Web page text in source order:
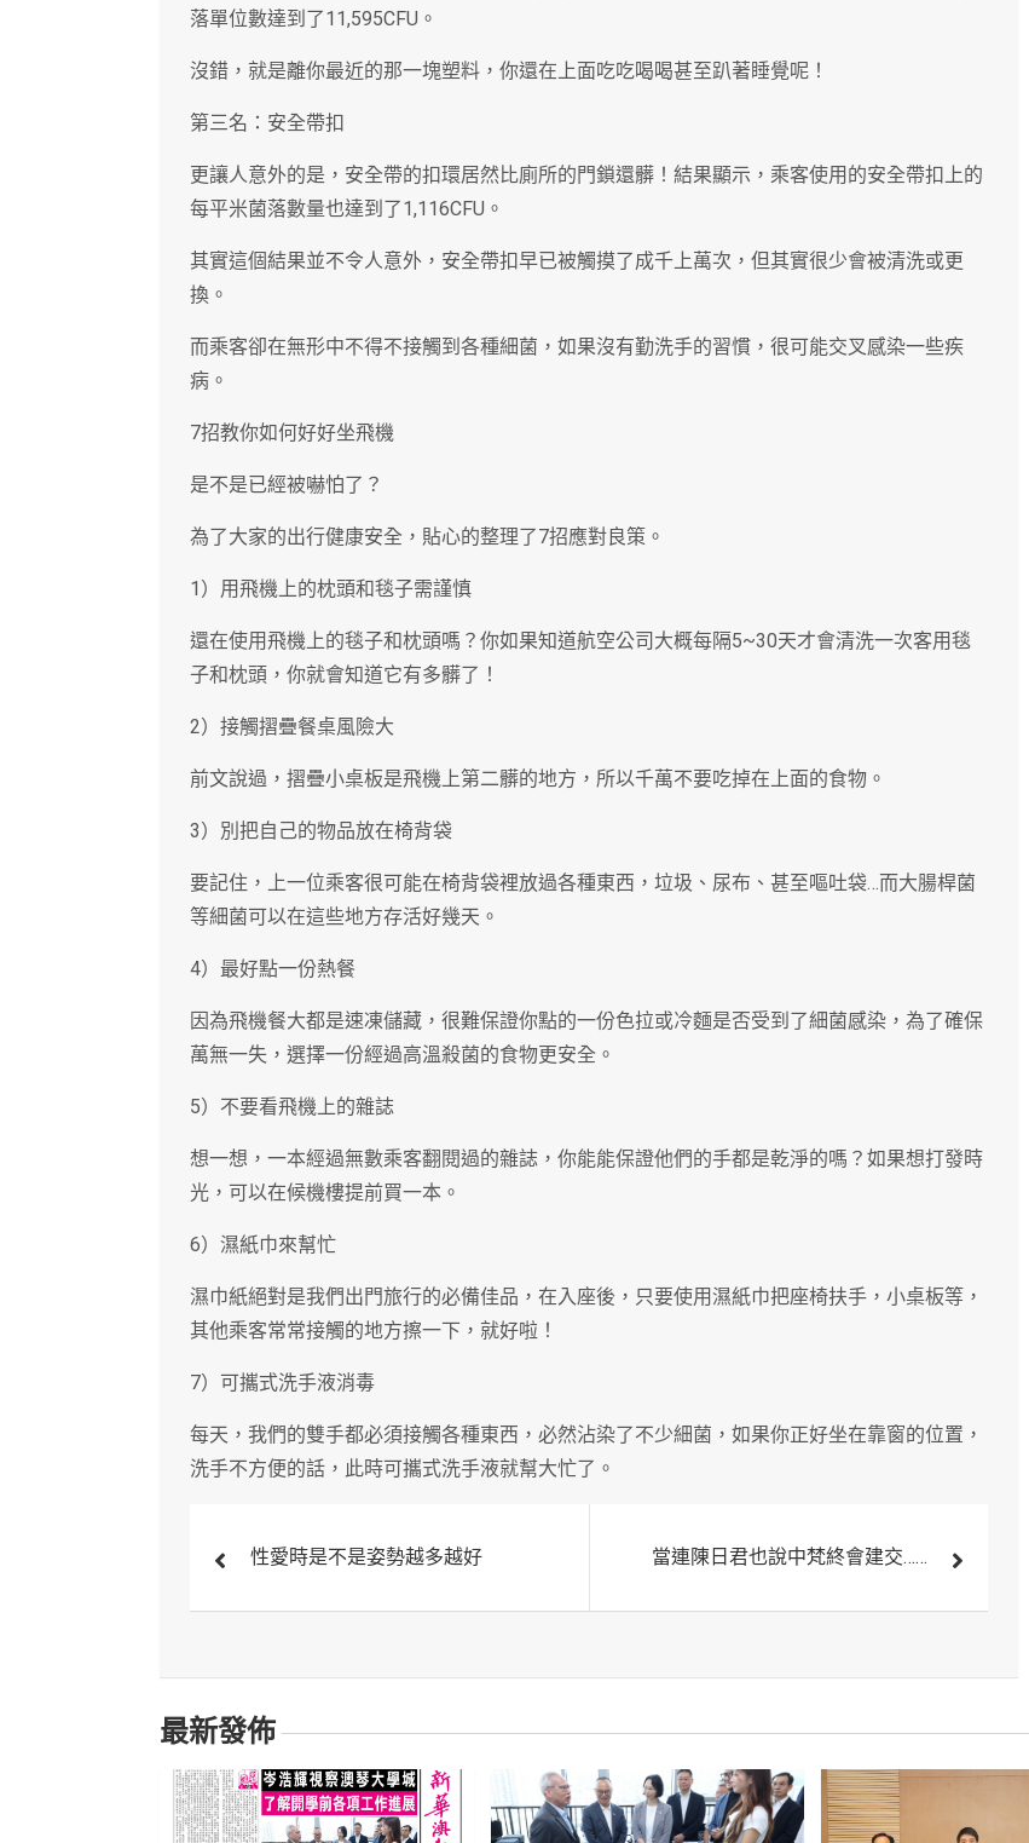
落單位數達到了11,595CFU。
沒錯，就是離你最近的那一塊塑料，你還在上面吃吃喝喝甚至趴著睡覺呢！
第三名：安全帶扣
更讓人意外的是，安全帶的扣環居然比廁所的門鎖還髒！結果顯示，乘客使用的安全帶扣上的
每平米菌落數量也達到了1,116CFU。
其實這個結果並不令人意外，安全帶扣早已被觸摸了成千上萬次，但其實很少會被清洗或更
換。
而乘客卻在無形中不得不接觸到各種細菌，如果沒有勤洗手的習慣，很可能交叉感染一些疾
病。
7招教你如何好好坐飛機
是不是已經被嚇怕了？
為了大家的出行健康安全，貼心的整理了7招應對良策。
1）用飛機上的枕頭和毯子需謹慎
還在使用飛機上的毯子和枕頭嗎？你如果知道航空公司大概每隔5~30天才會清洗一次客用毯
子和枕頭，你就會知道它有多髒了！
2）接觸摺疊餐桌風險大
前文說過，摺疊小桌板是飛機上第二髒的地方，所以千萬不要吃掉在上面的食物。
3）別把自己的物品放在椅背袋
要記住，上一位乘客很可能在椅背袋裡放過各種東西，垃圾、尿布、甚至嘔吐袋…而大腸桿菌
等細菌可以在這些地方存活好幾天。
4）最好點一份熱餐
因為飛機餐大都是速凍儲藏，很難保證你點的一份色拉或冷麵是否受到了細菌感染，為了確保
萬無一失，選擇一份經過高溫殺菌的食物更安全。
5）不要看飛機上的雜誌
想一想，一本經過無數乘客翻閱過的雜誌，你能能保證他們的手都是乾淨的嗎？如果想打發時
光，可以在候機樓提前買一本。
6）濕紙巾來幫忙
濕巾紙絕對是我們出門旅行的必備佳品，在入座後，只要使用濕紙巾把座椅扶手，小桌板等，
其他乘客常常接觸的地方擦一下，就好啦！
7）可攜式洗手液消毒
每天，我們的雙手都必須接觸各種東西，必然沾染了不少細菌，如果你正好坐在靠窗的位置，
洗手不方便的話，此時可攜式洗手液就幫大忙了。
章
導
覽
性愛時是不是姿勢越多越好 當連陳日君也說中梵終會建交……
最新發佈